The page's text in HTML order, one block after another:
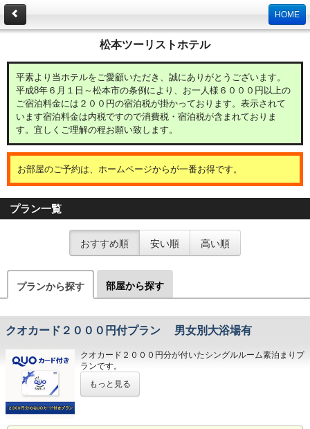
HOME
松本ツーリストホテル
平素より当ホテルをご愛顧いただき、誠にありがとうございます。
平成8年６月１日～松本市の条例により、お一人様６０００円以上の
ご宿泊料金には２００円の宿泊税が掛かっております。表示されて
います宿泊料金は内税ですので消費税・宿泊税が含まれておりま
す。宜しくご理解の程お願い致します。
お部屋のご予約は、ホームページからが一番お得です。
プラン一覧
おすすめ順 安い順 高い順
プランから探す 部屋から探す
クオカード２０００円付プラン 男女別大浴場有
クオカード２０００円分が付いたシングルルーム素泊まりプ
ランです。
ビジネスにご観光に最適！！
上手にご活用ください
もっと見る